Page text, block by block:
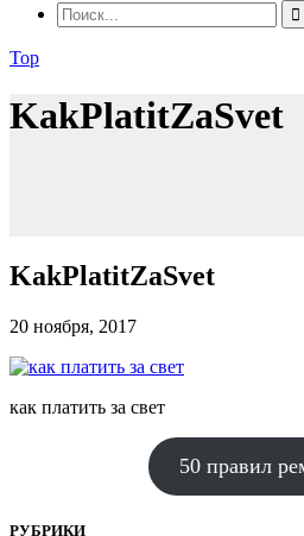
Top
KakPlatitZaSvet
KakPlatitZaSvet
20 ноября, 2017
как платить за свет
50 правил
РУБРИКИ